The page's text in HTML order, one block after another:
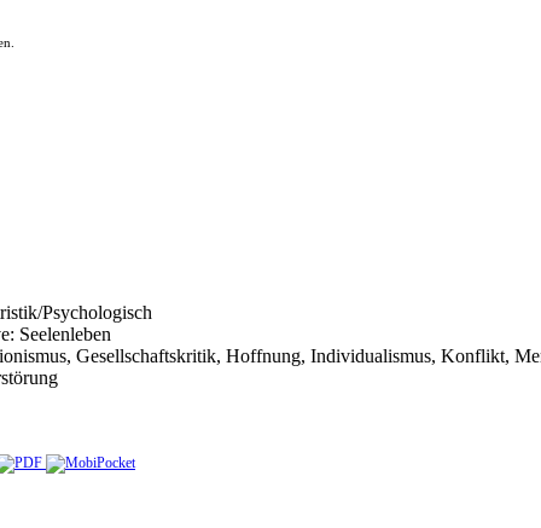
Psychologisch
Seelenleben
Gesellschaftskritik, Hoffnung, Individualismus, Konflikt,